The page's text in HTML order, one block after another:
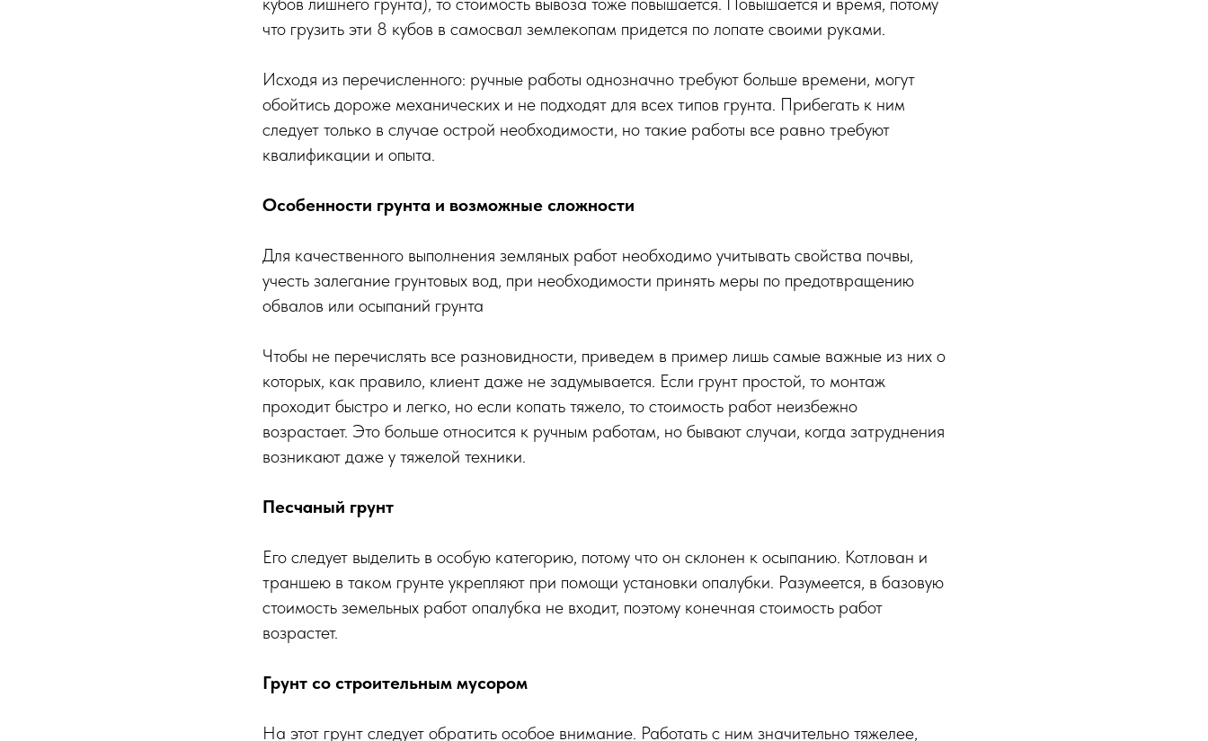
что грузить эти 8 кубов в самосвал землекопам придется по лопате своими руками.
Исходя из перечисленного: ручные работы однозначно требуют больше времени, могут
обойтись дороже механических и не подходят для всех типов грунта. Прибегать к ним
следует только в случае острой необходимости, но такие работы все равно требуют
квалификации и опыта.
Особенности грунта и возможные сложности
Для качественного выполнения земляных работ необходимо учитывать свойства почвы,
учесть залегание грунтовых вод, при необходимости принять меры по предотвращению
обвалов или осыпаний грунта
Чтобы не перечислять все разновидности, приведем в пример лишь самые важные из них о
которых, как правило, клиент даже не задумывается. Если грунт простой, то монтаж
проходит быстро и легко, но если копать тяжело, то стоимость работ неизбежно
возрастает. Это больше относится к ручным работам, но бывают случаи, когда затруднения
возникают даже у тяжелой техники.
Песчаный грунт
Его следует выделить в особую категорию, потому что он склонен к осыпанию. Котлован и
траншею в таком грунте укрепляют при помощи установки опалубки. Разумеется, в базовую
стоимость земельных работ опалубка не входит, поэтому конечная стоимость работ
возрастет.
Грунт со строительным мусором
На этот грунт следует обратить особое внимание. Работать с ним значительно тяжелее,